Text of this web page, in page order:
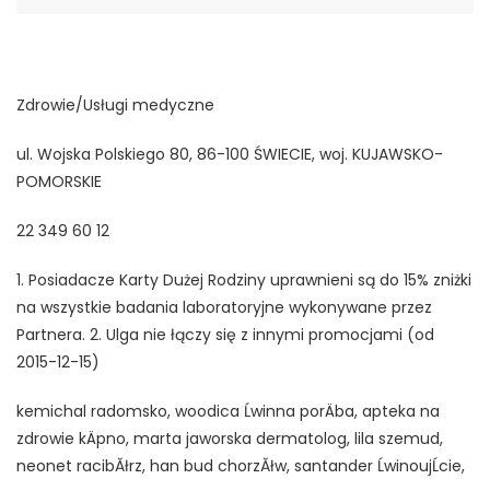
Zdrowie/Usługi medyczne
ul. Wojska Polskiego 80, 86-100 ŚWIECIE, woj. KUJAWSKO-
POMORSKIE
22 349 60 12
1. Posiadacze Karty Dużej Rodziny uprawnieni są do 15% zniżki
na wszystkie badania laboratoryjne wykonywane przez
Partnera. 2. Ulga nie łączy się z innymi promocjami (od
2015-12-15)
kemichal radomsko, woodica Ĺwinna porÄba, apteka na
zdrowie kÄpno, marta jaworska dermatolog, lila szemud,
neonet racibĂłrz, han bud chorzĂłw, santander ĹwinoujĹcie,